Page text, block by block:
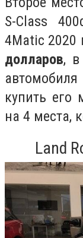
S-Class
4Matic 2020
долларов, в
купить его
на 4 места,
Land